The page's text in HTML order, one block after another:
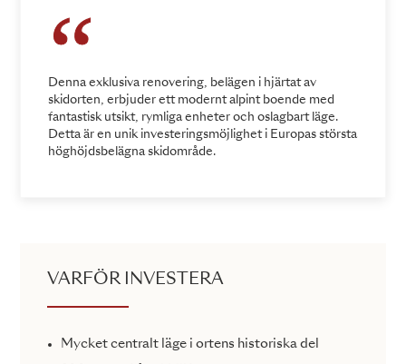
Denna exklusiva renovering, belägen i hjärtat av
skidorten, erbjuder ett modernt alpint boende med
fantastisk utsikt, rymliga enheter och oslagbart läge.
Detta är en unik investeringsmöjlighet i Europas största
höghöjdsbelägna skidområde.
VARFÖR INVESTERA
Mycket centralt läge i ortens historiska del